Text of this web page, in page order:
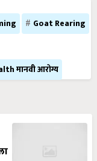
Goat Rearing
मानवी आरोग्य